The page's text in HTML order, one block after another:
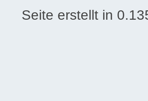
Seite erstellt in